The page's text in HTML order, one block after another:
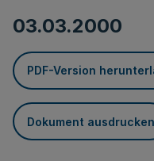
03.03.2000
PDF-Version
Dokument ausdrucken